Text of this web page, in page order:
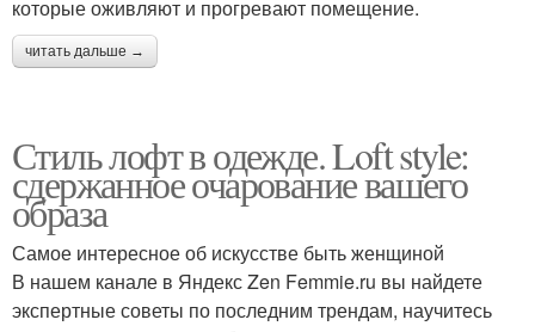
которые оживляют и прогревают помещение.
читать дальше →
Стиль лофт в одежде. Loft style:
сдержанное очарование вашего
образа
Самое интересное об искусстве быть женщиной
В нашем канале в Яндекс Zen Femmie.ru вы найдете
экспертные советы по последним трендам, научитесь